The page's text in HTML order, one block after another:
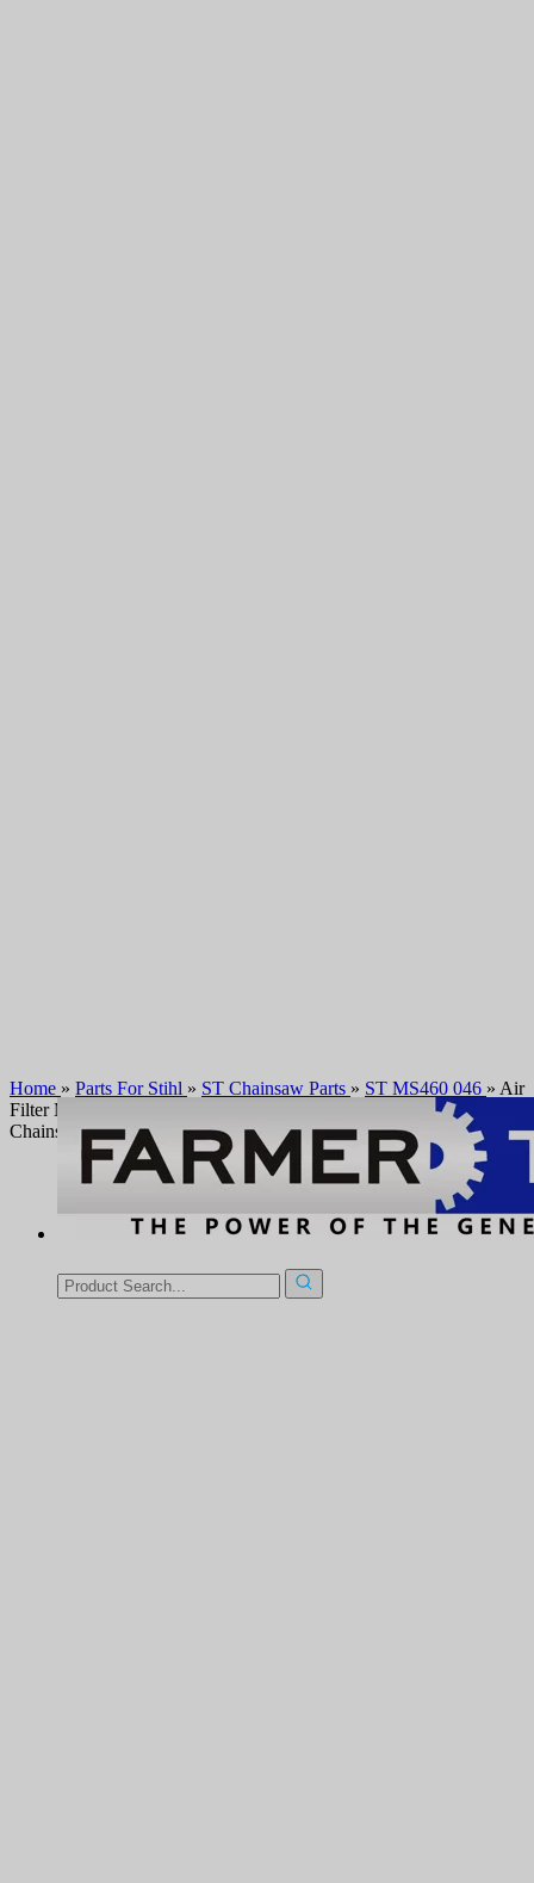
Home » Parts For Stihl » ST Chainsaw Parts » ST MS460 046 » Air
Filter Mount Flange Support For Stihl 046 MS460 MS461
Chainsaw OEM 1128 120 2202